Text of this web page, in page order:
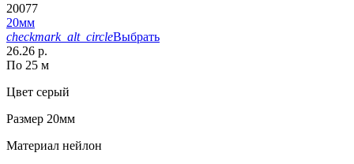
20077
20мм
checkmark_alt_circleВыбрать
26.26 р.
По 25 м
Цвет серый
Размер 20мм
Материал нейлон